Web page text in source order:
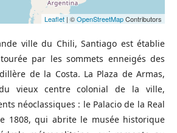
Leaflet | ©OpenStreetMapContributors
ville du Chili, Santiago est établie
par les sommets enneigés des
de la Costa. La Plaza de Armas,
vieux centre colonial de la ville,
néoclassiques : le Palacio de la Real
1808, qui abrite le musée historique